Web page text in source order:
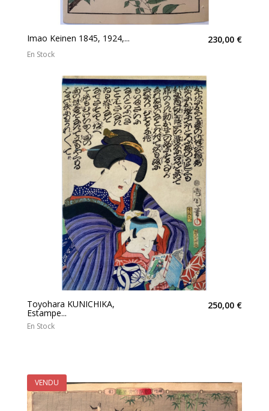
Imao Keinen 1845, 1924,... 230,00 €
En Stock
Toyohara KUNICHIKA,
Estampe...
250,00 €
En Stock
VENDU